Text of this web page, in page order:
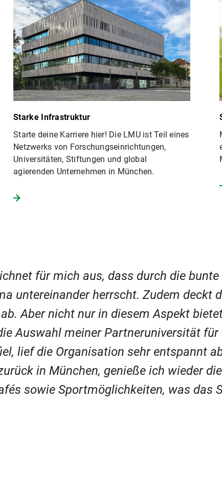
Starke Infrastruktur
Starte deine Karriere hier! Die LMU ist Teil eines
Netzwerks von Forschungseinrichtungen,
Universitäten, Stiftungen und global
agierenden Unternehmen in München.
für mich aus, dass durch die
untereinander herrscht. Zudem deckt
Aber nicht nur in diesem Aspekt
Auswahl meiner Partneruniversität
lief die Organisation sehr entspannt
in München, genieße ich wieder
sowie Sportmöglichkeiten, was das